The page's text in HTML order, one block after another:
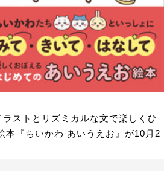
ラストとリズミカルな文で楽しくひ
本『ちいかわ あいうえお』が10月2